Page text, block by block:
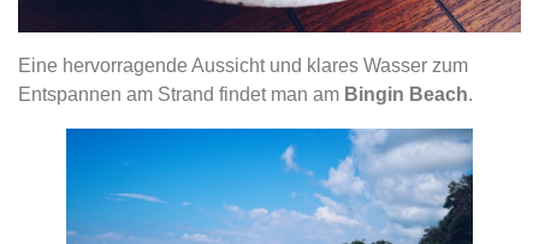
Eine hervorragende Aussicht und klares Wasser zum
Entspannen am Strand findet man am Bingin Beach.